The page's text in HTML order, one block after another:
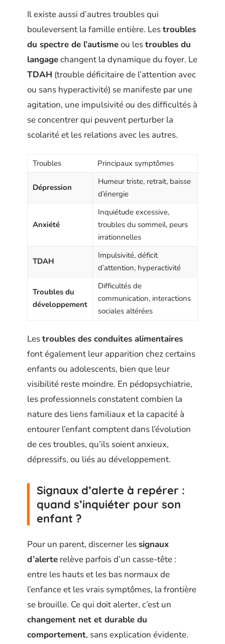
Il existe aussi d’autres troubles qui
bouleversent la famille entière. Lestroubles
du spectre de l’autismeou lestroubles du
langagechangent la dynamique du foyer. Le
TDAH (trouble déficitaire de l’attention avec
ou sans hyperactivité) se manifeste par une
agitation, une impulsivité ou des difficultés à
se concentrer qui peuvent perturber la
scolarité et les relations avec les autres.
Troubles Principaux symptômes
Dépression
Humeur triste, retrait, baisse
d’énergie
Anxiété
Inquiétude excessive,
troubles du sommeil, peurs
irrationnelles
TDAH
Impulsivité, déficit
d’attention, hyperactivité
Troubles du
développement
Difficultés de
communication, interactions
sociales altérées
Lestroubles des conduites alimentaires
font également leur apparition chez certains
enfants ou adolescents, bien que leur
visibilité reste moindre. En pédopsychiatrie,
les professionnels constatent combien la
nature des liens familiaux et la capacité à
entourer l’enfant comptent dans l’évolution
de ces troubles, qu’ils soient anxieux,
dépressifs, ou liés au développement.
Signaux d’alerte à repérer :
quand s’inquiéter pour son
enfant ?
Pour un parent, discerner lessignaux
d’alerte relève parfois d’un casse-tête :
entre les hauts et les bas normaux de
l’enfance et les vrais symptômes, la frontière
se brouille. Ce qui doit alerter, c’est un
changement net et durable du
comportement, sans explication évidente.